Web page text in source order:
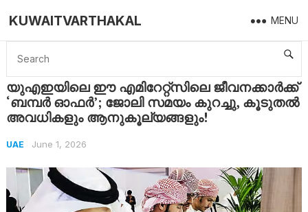
KUWAITVARTHAKAL MENU
Home UAE യുഎഇയിലെ ഈ എമിറേറ്റ്സിലെ ജീവനക്കാർക്ക് ‘ബമ്പർ ഓഫർ’; ജോലി സമയം കുറച്ചു, കൂടുതൽ അവധികളും ആനുകൂല്യങ്ങളും!
യുഎഇയിലെ ഈ എമിറേറ്റ്സിലെ ജീവനക്കാർക്ക്
‘ബമ്പർ ഓഫർ’; ജോലി സമയം കുറച്ചു, കൂടുതൽ
അവധികളും ആനുകൂല്യങ്ങളും!
UAE June 1, 2026